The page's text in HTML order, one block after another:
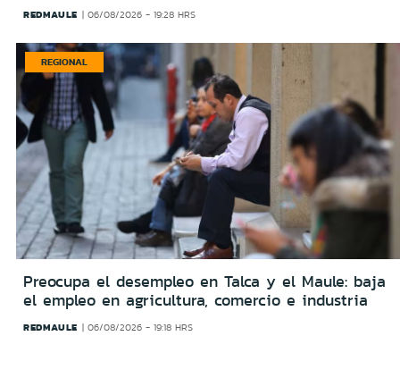
REDMAULE 06/08/2026 - 19:28 HRS
REGIONAL
Preocupa el desempleo en Talca y el Maule: baja
el empleo en agricultura, comercio e industria
REDMAULE 06/08/2026 - 19:18 HRS